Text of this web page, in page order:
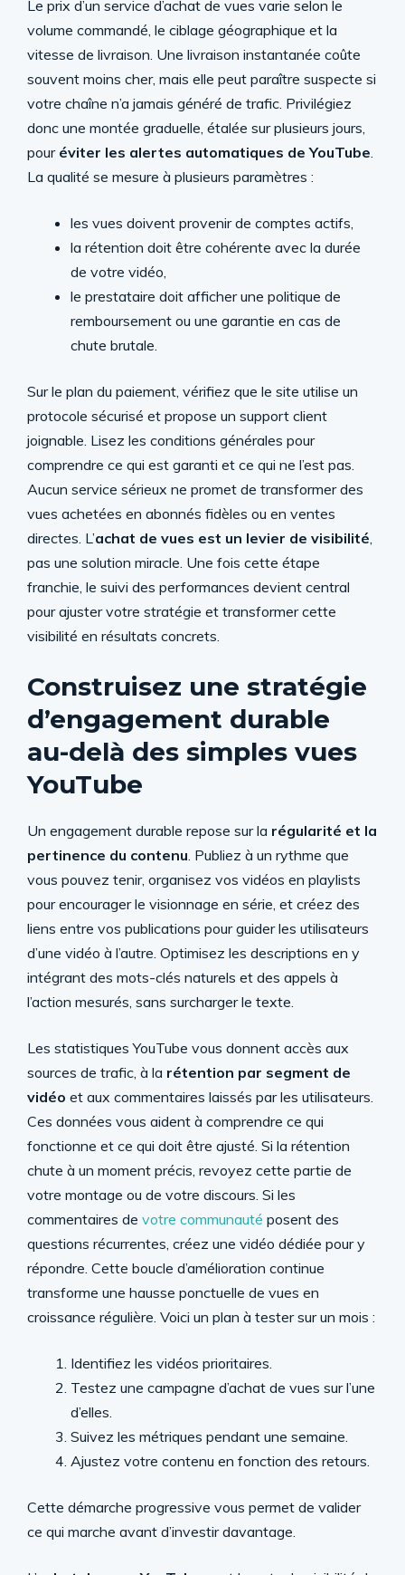
Le prix d’un service d’achat de vues varie selon le
volume commandé, le ciblage géographique et la
vitesse de livraison. Une livraison instantanée coûte
souvent moins cher, mais elle peut paraître suspecte si
votre chaîne n’a jamais généré de trafic. Privilégiez
donc une montée graduelle, étalée sur plusieurs jours,
pour éviter les alertes automatiques de YouTube
La qualité se mesure à plusieurs paramètres :
les vues doivent provenir de comptes actifs,
la rétention doit être cohérente avec la durée
de votre vidéo,
le prestataire doit afficher une politique de
remboursement ou une garantie en cas de
chute brutale.
Sur le plan du paiement, vérifiez que le site utilise un
protocole sécurisé et propose un support client
joignable. Lisez les conditions générales pour
comprendre ce qui est garanti et ce qui ne l’est pas.
Aucun service sérieux ne promet de transformer des
vues achetées en abonnés fidèles ou en ventes
directes. L’achat de vues est un levier de visibilité
pas une solution miracle. Une fois cette étape
franchie, le suivi des performances devient central
pour ajuster votre stratégie et transformer cette
visibilité en résultats concrets.
Construisez une stratégie
d’engagement durable
au-delà des simples vues
YouTube
Un engagement durable repose sur la régularité et la
pertinence du contenu . Publiez à un rythme que
vous pouvez tenir, organisez vos vidéos en playlists
pour encourager le visionnage en série, et créez des
liens entre vos publications pour guider les utilisateurs
d’une vidéo à l’autre. Optimisez les descriptions en y
intégrant des mots-clés naturels et des appels à
l’action mesurés, sans surcharger le texte.
Les statistiques YouTube vous donnent accès aux
sources de trafic, à la rétention par segment de
vidéo et aux commentaires laissés par les utilisateurs.
Ces données vous aident à comprendre ce qui
fonctionne et ce qui doit être ajusté. Si la rétention
chute à un moment précis, revoyez cette partie de
votre montage ou de votre discours. Si les
commentaires de votre communauté posent des
questions récurrentes, créez une vidéo dédiée pour y
répondre. Cette boucle d’amélioration continue
transforme une hausse ponctuelle de vues en
croissance régulière. Voici un plan à tester sur un mois :
Identifiez les vidéos prioritaires.
Testez une campagne d’achat de vues sur l’une
d’elles.
Suivez les métriques pendant une semaine.
Ajustez votre contenu en fonction des retours.
Cette démarche progressive vous permet de valider
ce qui marche avant d’investir davantage.